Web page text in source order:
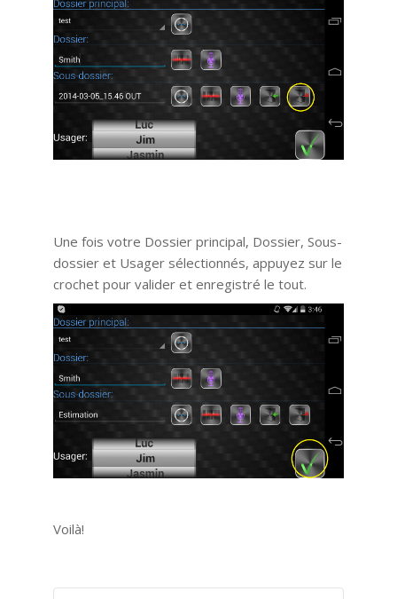
Une fois votre Dossier principal, Dossier, Sous-
dossier et Usager sélectionnés, appuyez sur le
crochet pour valider et enregistré le tout.
Voilà!